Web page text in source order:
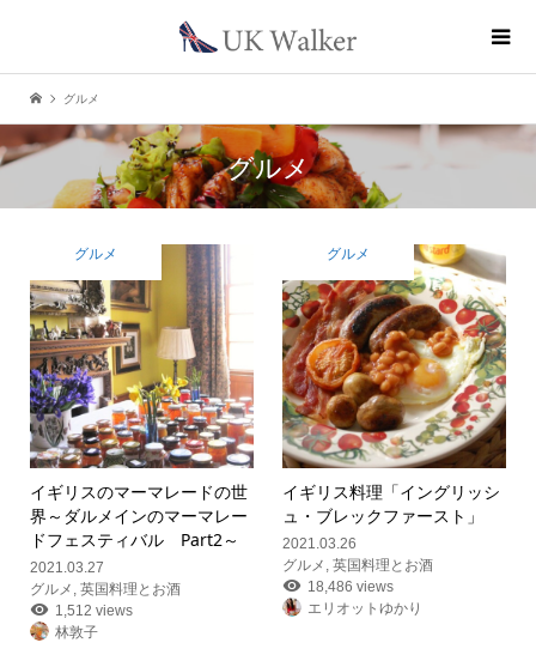
グルメ
グルメ
グルメ
イギリスのマーマレードの世
界 ～ダルメインのマーマレー
ドフェスティバル Part2～
2021.03.27
グルメ 英国料理とお酒
1,512 views
林敦子
グルメ
イギリス料理「イングリッシ
ュ・ブレックファースト」
2021.03.26
グルメ ,英国料理とお酒
18,486 views
エリオットゆかり